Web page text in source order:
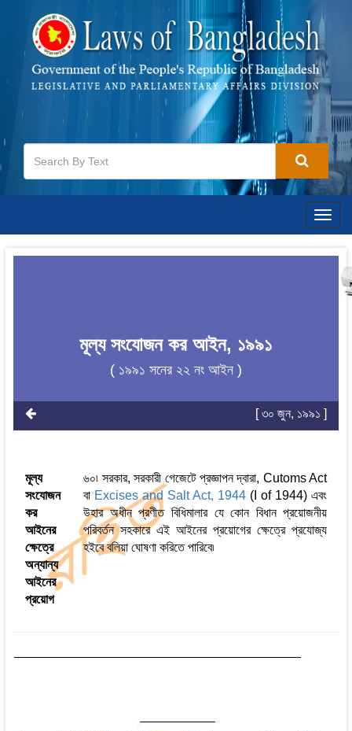
মূল্য সংযোজন কর আইন, ১৯৯১
( ১৯৯১ সনের ২২ নং আইন )
[ ৩০ জুন, ১৯৯১ ]
মূল্য
সংযোজন
কর
আইনের
ক্ষেত্রে
অন্যান্য
আইনের
প্রয়োগ
৬০৷ সরকার, সরকারী গেজেটে প্রজ্ঞাপন দ্বারা, Cutoms Act
বা Excises and Salt Act, 1944 (I of 1944) এবং
উহার অধীন প্রণীত বিধিমালার যে কোন বিধান প্রয়োজনীয়
পরিবর্তন সহকারে এই আইনের প্রয়োগের ক্ষেত্রে প্রযোজ্য
হইবে বলিয়া ঘোষণা করিতে পারিবে৷